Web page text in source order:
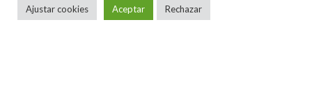
posiblemente mas espontaneas y creativas, yo
Ajustar cookies Aceptar Rechazar